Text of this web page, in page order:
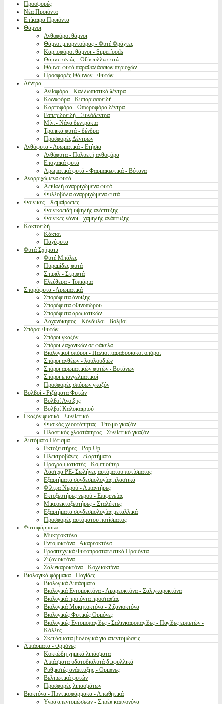
Προσφορές
Νέα Προϊόντα
Επίκαιρα Προϊόντα
Θάμνοι
Ανθοφόροι θάμνοι
Θάμνοι μπορντούρας - Φυτά Φράχτες
Καρποφόροι θάμνοι - Superfoods
Θάμνοι σκιάς - Οξύφυλλα φυτά
Θάμνοι φυτά παραθαλάσσιων περιοχών
Προσφορές Θάμνων - Φυτών
Δέντρα
Ανθοφόρα - Καλλωπιστικά δέντρα
Κωνοφόρα - Κυπαρισσοειδή
Καρποφόρα - Οπωροφόρα δέντρα
Εσπεριδοειδή - Ξυνόδεντρα
Μίνι - Νάνα δεντράκια
Τροπικά φυτά - δένδρα
Προσφορές Δέντρων
Ανθόφυτα - Αρωματικά - Ετήσια
Ανθόφυτα - Πολυετή ανθοφόρα
Εποχιακά φυτά
Αρωματικά φυτά - Φαρμακευτικά - Βότανα
Αναρριχώμενα φυτά
Αειθαλή αναρριχώμενα φυτά
Φυλλοβόλα αναρριχώμενα φυτά
Φοίνικες - Χαμαίρωπες
Φοινικοειδή υψηλής ανάπτυξης
Φοίνικες νάνοι - χαμηλής ανάπτυξης
Κακτοειδή
Κάκτοι
Παχύφυτα
Φυτά Σχήματα
Φυτά Μπάλες
Πυραμίδες φυτά
Σπιράλ - Στριφτά
Ελεύθερα - Τοπιάρια
Σπορόφυτα - Αρωματικά
Σπορόφυτα άνοιξης
Σπορόφυτα φθινοπώρου
Σπορόφυτα αρωματικών
Λαχανόκηπος - Κόνδυλοι - Βολβοί
Σπόροι Φυτών
Σπόροι γκαζόν
Σπόροι λαχανικών σε φάκελα
Βιολογικοί σπόροι - Παλιοί παραδοσιακοί σπόροι
Σπόροι ανθέων - λουλουδιών
Σπόροι αρωματικών φυτών - Βοτάνων
Σπόροι επαγγελματικοί
Προσφορές σπόρων γκαζόν
Βολβοί - Ριζώματα Φυτών
Βολβοί Ανοιξης
Βολβοί Καλοκαιριού
Γκαζόν φυσικό - Συνθετικό
Φυσικός χλοοτάπητας - Έτοιμο γκαζόν
Πλαστικός χλοοτάπητας - Συνθετικό γκαζόν
Αυτόματο Πότισμα
Εκτοξευτήρες - Pop Up
Ηλεκτροβάνες - εξαρτήματα
Προγραμματιστές - Κομπιούτερ
Λάστιχα PE- Σωλήνες αυτόματου ποτίσματος
Εξαρτήματα συνδεσμολογίας πλαστικά
Φίλτρα Νερού - Λιπαντήρες
Εκτοξευτήρες νερού - Επιφανείας
Μικροεκτοξευτήρες - Σταλάκτες
Εξαρτήματα συνδεσμολογίας μεταλλικά
Προσφορές αυτόματου ποτίσματος
Φυτοφάρμακα
Μυκητοκτόνα
Εντομοκτόνα - Ακαρεοκτόνα
Ερασιτεχνικά Φυτοπροστατευτικά Προιόντα
Ζιζανιοκτόνα
Σαλιγκαροκτόνα - Κοχλιοκτόνα
Βιολογικά φάρμακα - Παγίδες
Βιολογικά Λιπάσματα
Βιολογικά Εντομοκτόνα - Ακαρεοκτόνα - Σαλιγκαροκτόνα
Βιολογικά προιόντα προστασίας
Βιολογικά Μυκητοκτόνα - Ζιζανιοκτόνα
Βιολογικές Φυτικές Ορμόνες
Βιολογικές Εντομοπαγίδες - Σαλιγκαροπαγίδες - Παγίδες ερπετών -
Κόλλες
Σκευάσματα βιολογικά για απεντομώσεις
Λιπάσματα - Ορμόνες
Κοκκώδη χημικά λιπάσματα
Λιπάσματα υδατοδιαλυτά διαφυλλικά
Ρυθμιστές ανάπτυξης - Ορμόνες
Βελτιωτικά φυτών
Προσφορές λιπασμάτων
Βιοκτόνα - Ποντικοφάρμακα - Απωθητικά
Υγρά απεντομώσεων - Σπρέυ καπνογόνα